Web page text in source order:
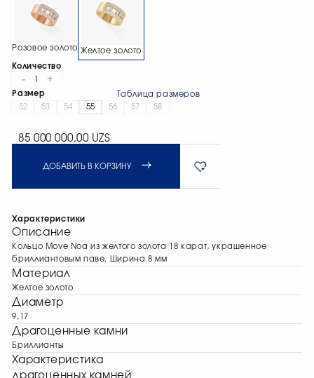
Розовое золото Желтое золото
Количество
- +
Размер
Таблица размеров
52
53 54 55 56 57 58
85 000 000,00 UZS
ДОБАВИТЬ В КОРЗИНУ
Характеристики
Описание
Кольцо Move Noa из желтого золота 18 карат, украшенное
бриллиантовым паве. Ширина 8 мм
Материал
Желтое золото
Диаметр
9,17
Драгоценные камни
Бриллианты
Характеристика
драгоценных камней